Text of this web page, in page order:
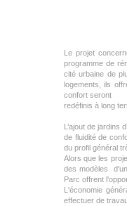
Le projet
programme de
cité urbaine de
logements, ils
confort seront
redéfinis à long
L’ajout de jardins
de fluidité de
du profil général
Alors que les
des modèles
Parc offrent
L'économie
effectuer de